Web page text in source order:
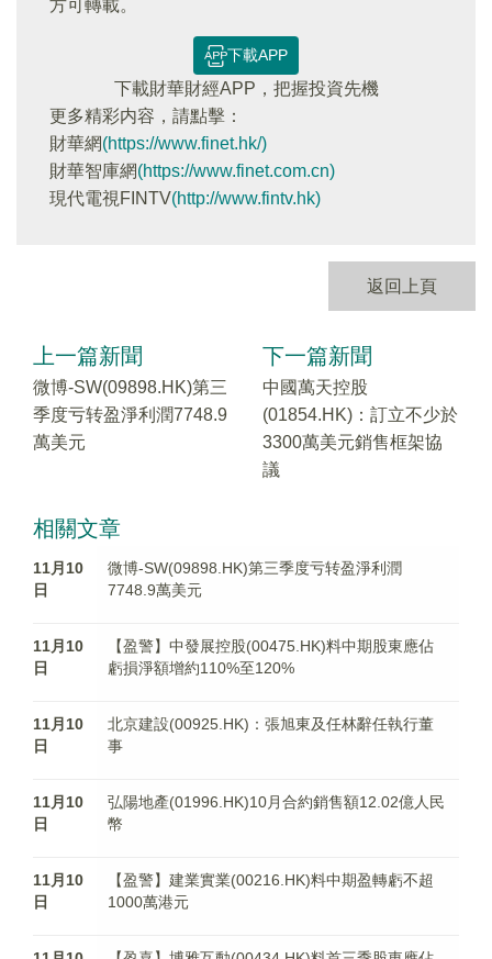
方可轉載。
下載APP
下載財華財經APP，把握投資先機
更多精彩内容，請點擊：
財華網(https://www.finet.hk/)
財華智庫網(https://www.finet.com.cn)
現代電視FINTV(http://www.fintv.hk)
返回上頁
上一篇新聞
微博-SW(09898.HK)第三
季度亏转盈淨利潤7748.9
萬美元
下一篇新聞
中國萬天控股
(01854.HK)：訂立不少於
3300萬美元銷售框架協
議
相關文章
11月10
日
微博-SW(09898.HK)第三季度亏转盈淨利潤
7748.9萬美元
11月10
日
【盈警】中發展控股(00475.HK)料中期股東應佔
虧損淨額增約110%至120%
11月10
日
北京建設(00925.HK)：張旭東及任林辭任執行董
事
11月10
日
弘陽地產(01996.HK)10月合約銷售額12.02億人民
幣
11月10
日
【盈警】建業實業(00216.HK)料中期盈轉虧不超
1000萬港元